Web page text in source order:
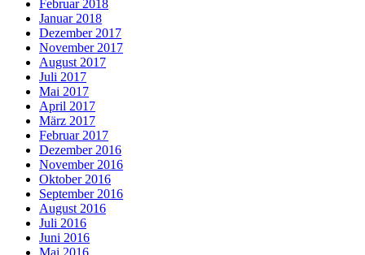
Februar 2018
Januar 2018
Dezember 2017
November 2017
August 2017
Juli 2017
Mai 2017
April 2017
März 2017
Februar 2017
Dezember 2016
November 2016
Oktober 2016
September 2016
August 2016
Juli 2016
Juni 2016
Mai 2016